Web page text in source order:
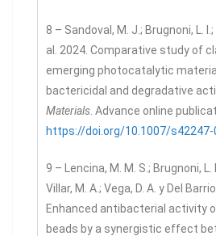
8 – Sandoval, M. J.; Brugnoni, L.
al. 2024. Comparative study of
emerging photocatalytic
bactericidal and degradative
Materials . Advance online
https://doi.org/10.1007/s42247-
9 – Lencina, M. M. S.; Brugnoni, L.
Villar, M. A.; Vega, D. A. y Del
Enhanced antibacterial activity
beads by a synergistic effect